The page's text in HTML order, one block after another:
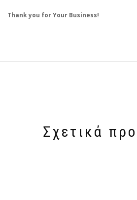
Thank you for Your Business!
Σχετικά